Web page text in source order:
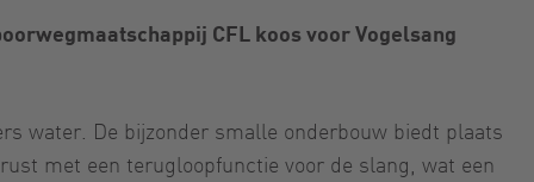
CFL koos voor Vogelsang
water. De bijzonder smalle onderbouw biedt plaats
met een terugloopfunctie voor de slang, wat een